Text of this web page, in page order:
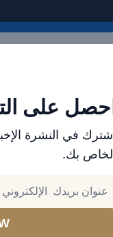
احصل على
اشترك في النشرة
الخاص بك.